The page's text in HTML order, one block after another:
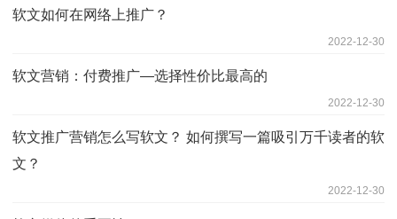
软文如何在网络上推广？
2022-12-30
软文营销：付费推广—选择性价比最高的
2022-12-30
软文推广营销怎么写软文？ 如何撰写一篇吸引万千读者的软
文？
2022-12-30